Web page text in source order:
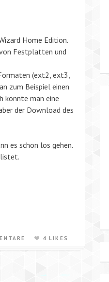
Home Edition.
Festplatten und
(ext2, ext3,
zum Beispiel einen
könnte man eine
der Download des
es schon los gehen.
4 LIKES